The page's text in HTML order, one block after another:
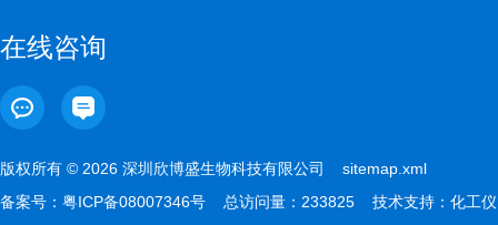
在线咨询
版权所有 © 2026 深圳欣博盛生物科技有限公司 sitemap.xml
备案号： 粤ICP备08007346号 总访问量：233825 技术支持： 化工仪